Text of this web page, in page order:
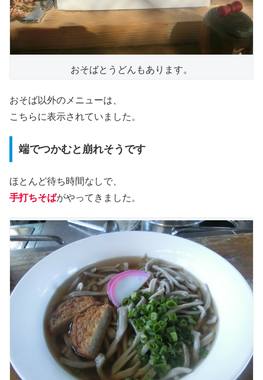
おそばとうどんもあります。
おそば以外のメニューは、
こちらに表示されていました。
端でつかむと崩れそうです
ほとんど待ち時間なしで、
手打ちそばがやってきました。